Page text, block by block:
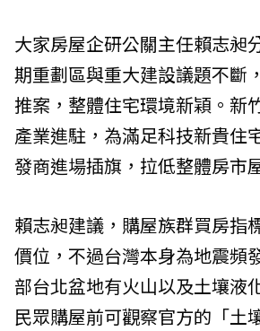
大家房屋企研公關主任賴志昶
期重劃區與重大建設議題不斷
推案，整體住宅環境新穎。新
產業進駐，為滿足科技新貴住
發商進場插旗，拉低整體房市
賴志昶建議，購屋族群買房指
價位，不過台灣本身為地震頻
部台北盆地有火山以及土壤液
民眾購屋前可觀察官方的「土